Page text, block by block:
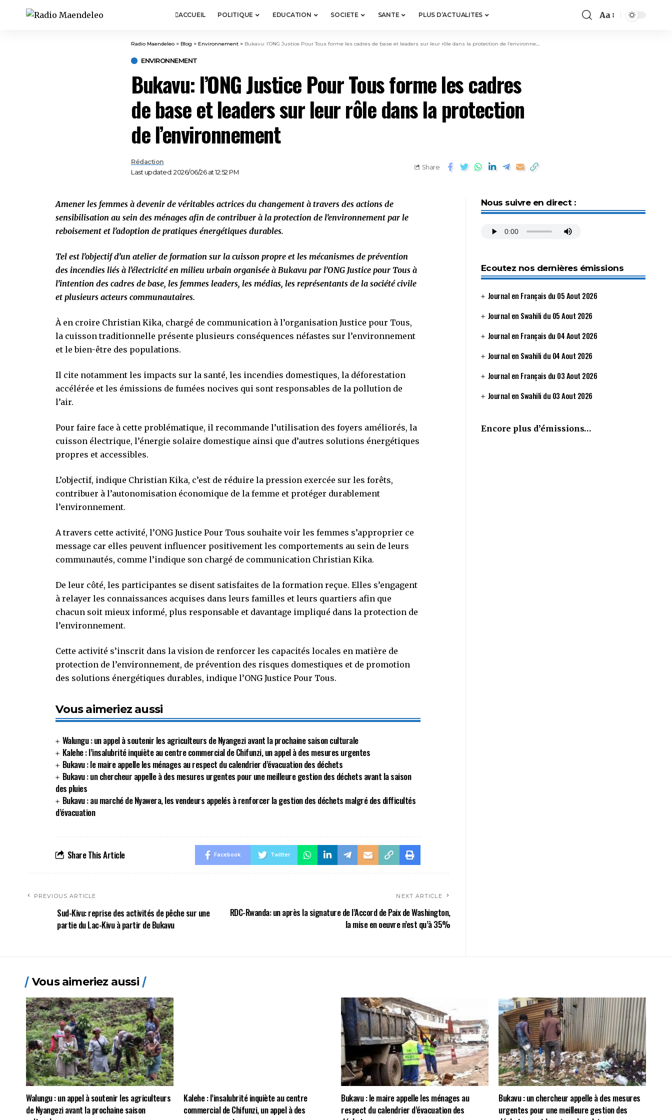
ACCUEIL POLITIQUE EDUCATION SOCIETE SANTE PLUS D’ACTUALITES Aa
Radio Maendeleo > Blog > Environnement > Bukavu: l’ONG Justice Pour Tous forme les cadres de base et leaders sur leur rôle dans la protection de l’environnement
ENVIRONNEMENT
Bukavu: l’ONG Justice Pour Tous forme les cadres
de base et leaders sur leur rôle dans la protection
de l’environnement
Last updated: 2026/06/26 at 12:52 PM
Rédaction
Share
Amener les femmes à devenir de véritables actrices du changement à travers des actions de
sensibilisation au sein des ménages afin de contribuer à la protection de l’environnement par le
reboisement et l’adoption de pratiques énergétiques durables.
Tel est l’objectif d’un atelier de formation sur la cuisson propre et les mécanismes de prévention
des incendies liés à l’électricité en milieu urbain organisée à Bukavu par l’ONG Justice pour Tous à
l’intention des cadres de base, les femmes leaders, les médias, les représentants de la société civile
et plusieurs acteurs communautaires.
À en croire Christian Kika, chargé de communication à l’organisation Justice pour Tous,
la cuisson traditionnelle présente plusieurs conséquences néfastes sur l’environnement
et le bien-être des populations.
Il cite notamment les impacts sur la santé, les incendies domestiques, la déforestation
accélérée et les émissions de fumées nocives qui sont responsables de la pollution de
l’air.
Pour faire face à cette problématique, il recommande l’utilisation des foyers améliorés, la
cuisson électrique, l’énergie solaire domestique ainsi que d’autres solutions énergétiques
propres et accessibles.
L’objectif, indique Christian Kika, c’est de réduire la pression exercée sur les forêts,
contribuer à l’autonomisation économique de la femme et protéger durablement
l’environnement.
A travers cette activité, l’ONG Justice Pour Tous souhaite voir les femmes s’approprier ce
message car elles peuvent influencer positivement les comportements au sein de leurs
communautés, comme l’indique son chargé de communication Christian Kika.
De leur côté, les participantes se disent satisfaites de la formation reçue. Elles s’engagent
à relayer les connaissances acquises dans leurs familles et leurs quartiers afin que
chacun soit mieux informé, plus responsable et davantage impliqué dans la protection de
l’environnement.
Cette activité s’inscrit dans la vision de renforcer les capacités locales en matière de
protection de l’environnement, de prévention des risques domestiques et de promotion
des solutions énergétiques durables, indique l’ONG Justice Pour Tous.
Vous aimeriez aussi
Walungu : un appel à soutenir les agriculteurs de Nyangezi avant la prochaine saison culturale
Kalehe : l’insalubrité inquiète au centre commercial de Chifunzi, un appel à des mesures urgentes
Bukavu : le maire appelle les ménages au respect du calendrier d’évacuation des déchets
Bukavu : un chercheur appelle à des mesures urgentes pour une meilleure gestion des déchets avant la saison
des pluies
Bukavu : au marché de Nyawera, les vendeurs appelés à renforcer la gestion des déchets malgré des difficultés
d’évacuation
Share This Article Facebook Twitter
PREVIOUS ARTICLE
Sud-Kivu: reprise des activités de pêche sur une
partie du Lac-Kivu à partir de Bukavu
NEXT ARTICLE
RDC-Rwanda: un après la signature de l’Accord de Paix de Washington,
la mise en oeuvre n’est qu’à 35%
Nous suivre en direct :
Ecoutez nos dernières émissions
Journal en Français du 05 Aout 2026
Journal en Swahili du 05 Aout 2026
Journal en Français du 04 Aout 2026
Journal en Swahili du 04 Aout 2026
Journal en Français du 03 Aout 2026
Journal en Swahili du 03 Aout 2026
Encore plus d’émissions…
Vous aimeriez aussi
Walungu : un appel à soutenir les agriculteurs
de Nyangezi avant la prochaine saison
Kalehe : l’insalubrité inquiète au centre
commercial de Chifunzi, un appel à des
Bukavu : le maire appelle les ménages au
respect du calendrier d’évacuation des
Bukavu : un chercheur appelle à des mesures
urgentes pour une meilleure gestion des